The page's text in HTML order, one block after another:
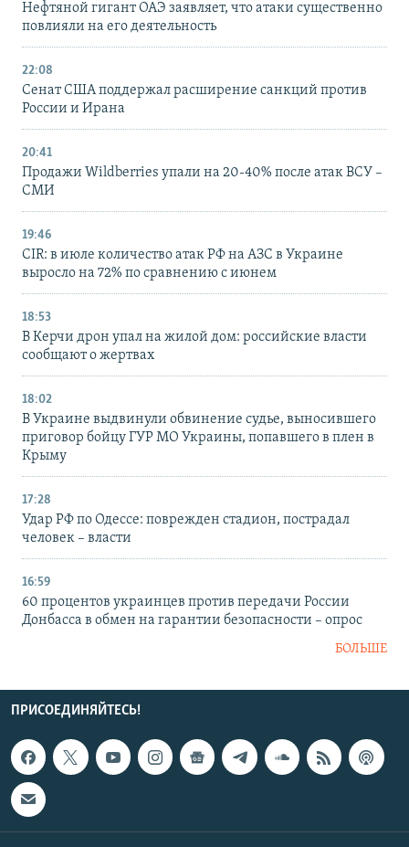
Нефтяной гигант ОАЭ заявляет, что атаки существенно
повлияли на его деятельность
22:08
Сенат США поддержал расширение санкций против
России и Ирана
20:41
Продажи Wildberries упали на 20-40% после атак ВСУ –
СМИ
19:46
CIR: в июле количество атак РФ на АЗС в Украине
выросло на 72% по сравнению с июнем
18:53
В Керчи дрон упал на жилой дом: российские власти
сообщают о жертвах
18:02
В Украине выдвинули обвинение судье, выносившего
приговор бойцу ГУР МО Украины, попавшего в плен в
Крыму
17:28
Удар РФ по Одессе: поврежден стадион, пострадал
человек – власти
16:59
60 процентов украинцев против передачи России
Донбасса в обмен на гарантии безопасности – опрос
БОЛЬШЕ
ПРИСОЕДИНЯЙТЕСЬ!